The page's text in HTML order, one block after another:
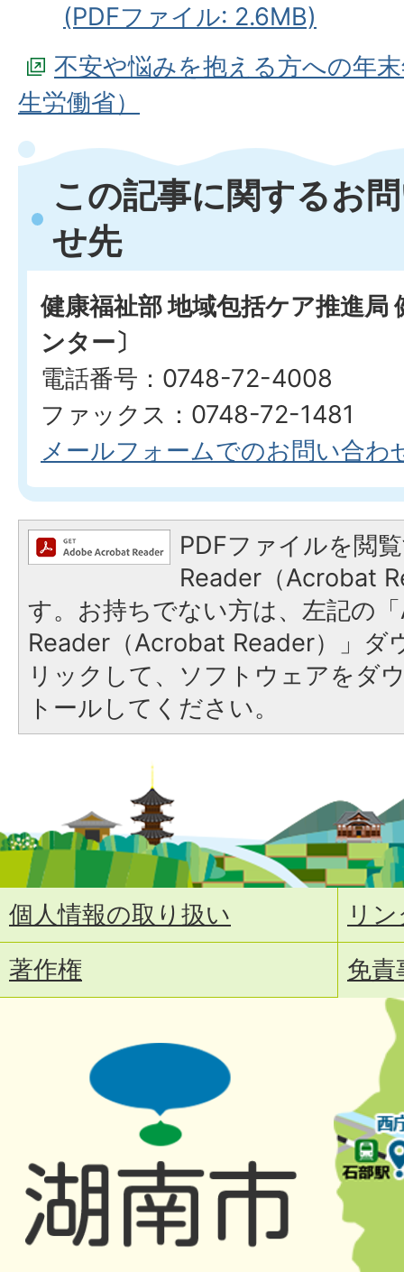
(PDFファイル: 2.6MB)
不安や悩みを抱える方への年
生労働省）
この記事に関するお
せ先
健康福祉部 地域包括ケア推進局
ンター〕
電話番号：0748-72-4008
ファックス：0748-72-1481
メールフォームでのお問い合わ
PDFファイルを閲
Reader（Acrobat
す。お持ちでない方は、左記の
Reader（Acrobat Reader）」ダ
リックして、ソフトウェアをダ
トールしてください。
個人情報の取り扱い
リ
著作権
免責